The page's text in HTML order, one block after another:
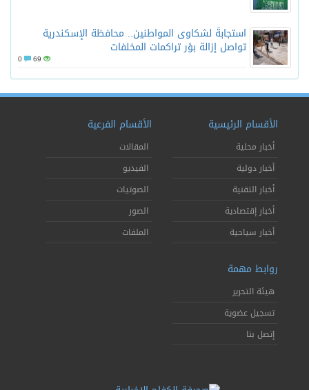
استجابةً لشكاوى المواطنين.. محافظة الإسكندرية
تواصل إزالة بؤر تراكمات المخلفات
69
الأقسام الرئيسية
أخبار محلية
أخبار دولية
أخبار التقنية
أخبار إقتصادية
أخبار سياحية
الأقسام الفرعية
المقالات
الفيديو
الصوتيات
الصور
الملفات
روابط مهمة
هيئة التحرير
تسجيل عضوية
إتصل بنا